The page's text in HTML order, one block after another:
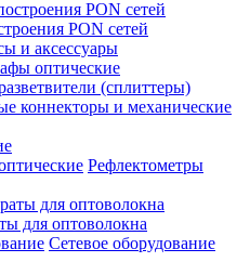
PON сетей
и аксессуары
оптические
(сплиттеры)
коннекторы и механические
Рефлектометры
для оптоволокна
Сетевое оборудование